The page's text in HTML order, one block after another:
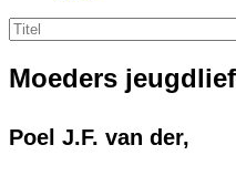
Moeders
Poel J.F. van der,